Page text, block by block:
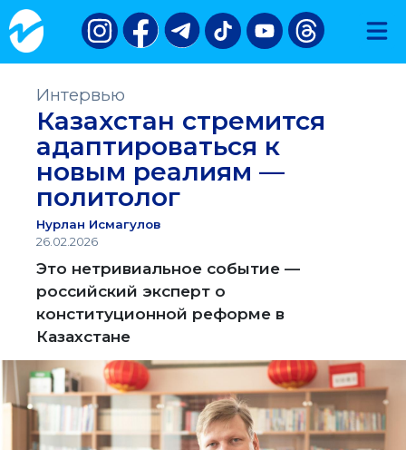
Интервью
Казахстан стремится
адаптироваться к
новым реалиям —
политолог
Нурлан Исмагулов
26.02.2026
Это нетривиальное событие —
российский эксперт о
конституционной реформе в
Казахстане